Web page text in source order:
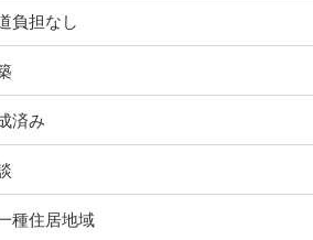
金利を何ら保証するものではありません。返
て算出しております。入力された金利を35年
表示しています。
等に、必ずご自身でご確認をお願いいたしま
できないことがあります。
に購入相談をする 無料
負担なし
済み
種住居地域